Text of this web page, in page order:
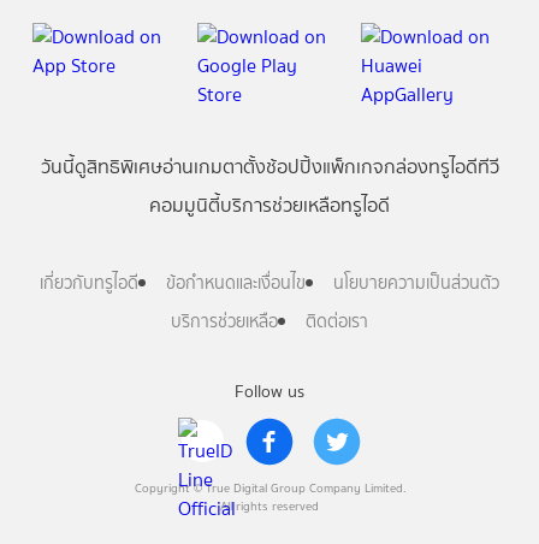
Follow us
Copyright © True Digital Group Company Limited.
All rights reserved
วันนี้ดูสิทธิพิเศษอ่านเกมตาตั้งช้อปปิ้งแพ็กเกจกล่องทรูไอดีทีวี
คอมมูนิตี้บริการช่วยเหลือทรูไอดี
เกี่ยวกับทรูไอดี ข้อกำหนดและเงื่อนไข
นโยบายความเป็นส่วนตัว
บริการช่วยเหลือ
ติดต่อเรา